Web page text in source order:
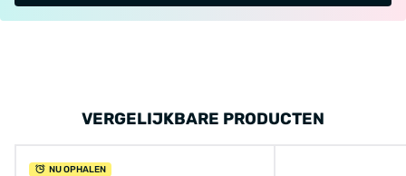
VERGELIJKBARE PRODUCTEN
NU OPHALEN